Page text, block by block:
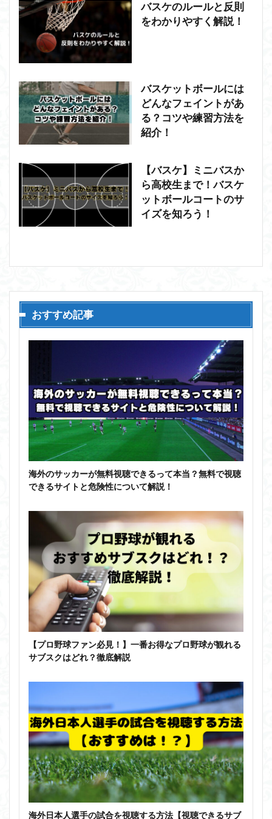
バスケのルールと反則
をわかりやすく解説！
バスケットボールには
どんなフェイントがあ
る？コツや練習方法を
紹介！
【バスケ】ミニバスか
ら高校生まで！バスケ
ットボールコートのサ
イズを知ろう！
おすすめ記事
海外のサッカーが無料視聴できるって本当？無料で視聴
できるサイトと危険性について解説！
【プロ野球ファン必見！】一番お得なプロ野球が観れる
サブスクはどれ？徹底解説
海外日本人選手の試合を視聴する方法【視聴できるサブ